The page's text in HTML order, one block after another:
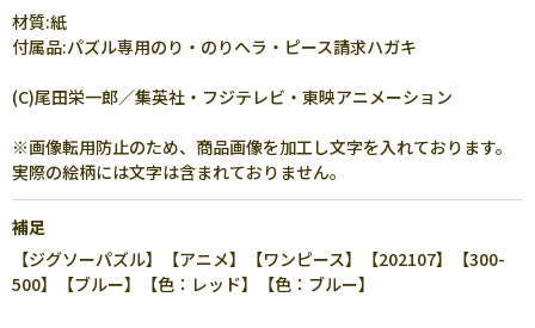
材質:紙
付属品:パズル専用のり・のりヘラ・ピース請求ハガキ
(C)尾田栄一郎／集英社・フジテレビ・東映アニメーション
※画像転用防止のため、商品画像を加工し文字を入れております。
実際の絵柄には文字は含まれておりません。
補足
【ジグソーパズル】【アニメ】【ワンピース】【202107】【300-
500】【ブルー】【色：レッド】【色：ブルー】